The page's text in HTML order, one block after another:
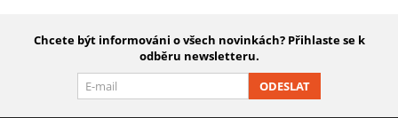
Chcete být informováni o všech novinkách? Přihlaste se k
odběru newsletteru.
ODESLAT